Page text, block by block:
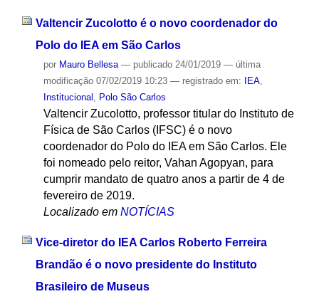
Valtencir Zucolotto é o novo coordenador do
Polo do IEA em São Carlos
por Mauro Bellesa — publicado24/01/2019 — última
modificação07/02/2019 10:23 — registrado em: IEA,
Institucional
Polo São Carlos
Valtencir Zucolotto, professor titular do Instituto de
Física de São Carlos (IFSC) é o novo
coordenador do Polo do IEA em São Carlos. Ele
foi nomeado pelo reitor, Vahan Agopyan, para
cumprir mandato de quatro anos a partir de 4 de
fevereiro de 2019.
Localizado em NOTÍCIAS
Vice-diretor do IEA Carlos Roberto Ferreira
Brandão é o novo presidente do Instituto
Brasileiro de Museus